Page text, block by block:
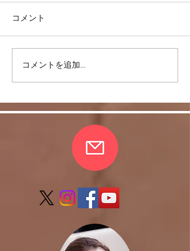
皆さまの愛情に支えら
れ、無事、おさらい会終
コメント
コメントを追加…